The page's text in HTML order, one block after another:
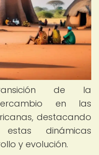
de la
en las
destacando
dinámicas
y evolución.